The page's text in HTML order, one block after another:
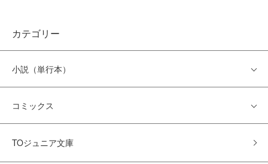
カテゴリー
小説（単行本）
コミックス
TOジュニア文庫